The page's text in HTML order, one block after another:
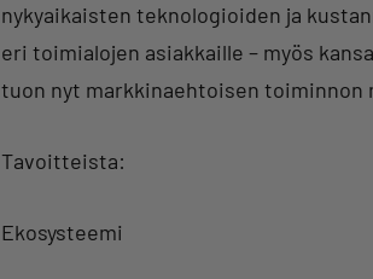
nykyaikaisten teknologioiden ja
eri toimialojen asiakkaille – myös
tuon nyt markkinaehtoisen toiminnon
Tavoitteista:
Ekosysteemi